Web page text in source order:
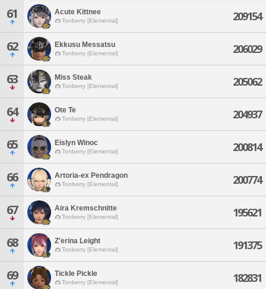
61 Acute Kittnee
Tonberry [Elemental] 209154
62 Ekkusu Messatsu
Tonberry [Elemental] 206029
63 Miss Steak
Tonberry [Elemental] 205062
64 Ote Te
Tonberry [Elemental] 204937
65 Eislyn Winoc
Tonberry [Elemental] 200814
66 Artoria-ex Pendragon
Tonberry [Elemental] 200774
67 Aira Kremschnitte
Tonberry [Elemental] 195621
68 Z'erina Leight
Tonberry [Elemental] 191375
69 Tickle Pickle
Tonberry [Elemental] 182831